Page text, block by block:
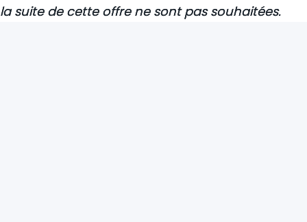
la suite de cette offre ne sont pas souhaitées.